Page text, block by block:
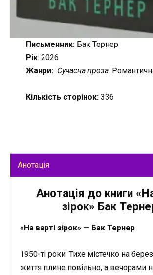
Письменник:Бак Тернер
Рік: 2026
Жанри: Сучасна проза,
Кількість сторінок:336
Анотація
Анотація до книги
зірок» Бак
«На варті зірок» — Бак Тернер
1950-ті роки. Тихе містечко на
життя плине повільно, а вечорами